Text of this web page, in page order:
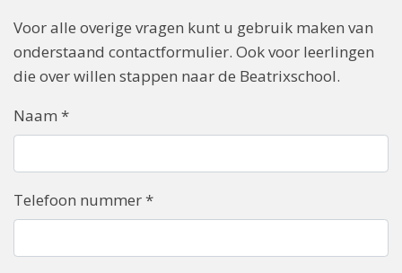
Voor alle overige vragen kunt u gebruik maken van
onderstaand contactformulier. Ook voor leerlingen
die over willen stappen naar de Beatrixschool.
Naam *
Telefoon nummer*